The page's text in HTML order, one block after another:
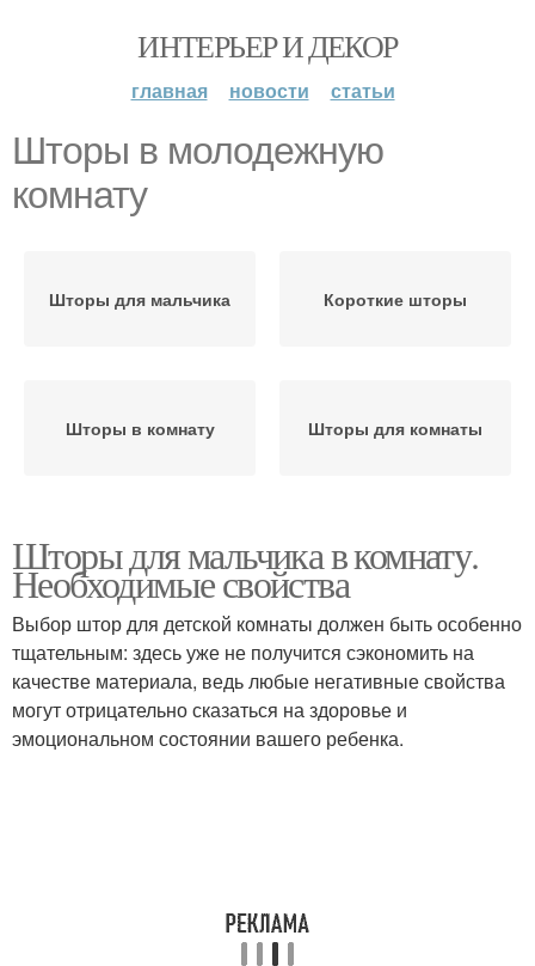
ИНТЕРЬЕР И ДЕКОР
главная новости статьи
Шторы в молодежную
комнату
Шторы для мальчика Короткие шторы
Шторы в комнату Шторы для комнаты
Шторы для мальчика в комнату.
Необходимые свойства
Выбор штор для детской комнаты должен быть особенно
тщательным: здесь уже не получится сэкономить на
качестве материала, ведь любые негативные свойства
могут отрицательно сказаться на здоровье и
эмоциональном состоянии вашего ребенка.